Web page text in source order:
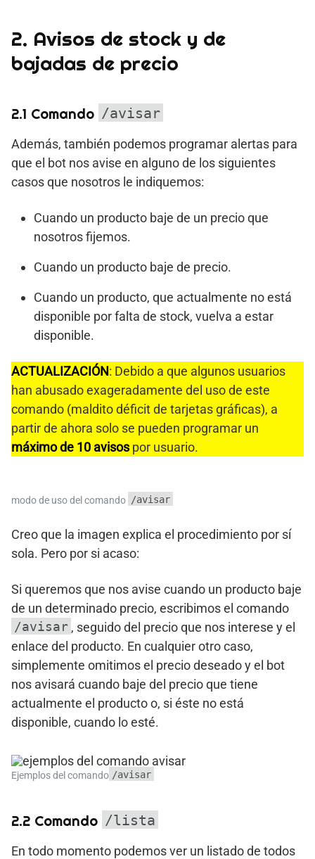
2. Avisos de stock y de
bajadas de precio
2.1 Comando /avisar
Además, también podemos programar alertas para
que el bot nos avise en alguno de los siguientes
casos que nosotros le indiquemos:
Cuando un producto baje de un precio que
nosotros fijemos.
Cuando un producto baje de precio.
Cuando un producto, que actualmente no está
disponible por falta de stock, vuelva a estar
disponible.
ACTUALIZACIÓN: Debido a que algunos usuarios
han abusado exageradamente del uso de este
comando (maldito déficit de tarjetas gráficas), a
partir de ahora solo se pueden programar un
máximo de 10 avisospor usuario.
modo de uso del comando /avisar
Creo que la imagen explica el procedimiento por sí
sola. Pero por si acaso:
Si queremos que nos avise cuando un producto baje
de un determinado precio, escribimos el comando
/avisar , seguido del precio que nos interese y el
enlace del producto. En cualquier otro caso,
simplemente omitimos el precio deseado y el bot
nos avisará cuando baje del precio que tiene
actualmente el producto o, si éste no está
disponible, cuando lo esté.
Ejemplos del comando /avisar
2.2 Comando /lista
En todo momento podemos ver un listado de todos